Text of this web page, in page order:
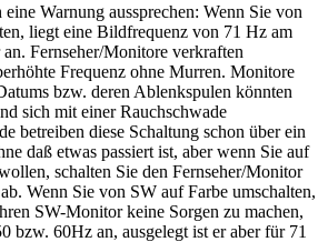
Warnung aussprechen: Wenn Sie von
liegt eine Bildfrequenz von 71 Hz am
Fernseher/Monitore verkraften
Frequenz ohne Murren. Monitore
bzw. deren Ablenkspulen könnten
sich mit einer Rauchschwade
betreiben diese Schaltung schon über ein
daß etwas passiert ist, aber wenn Sie auf
schalten Sie den Fernseher/Monitor
Wenn Sie von SW auf Farbe umschalten,
SW-Monitor keine Sorgen zu machen,
bzw. 60Hz an, ausgelegt ist er aber für 71